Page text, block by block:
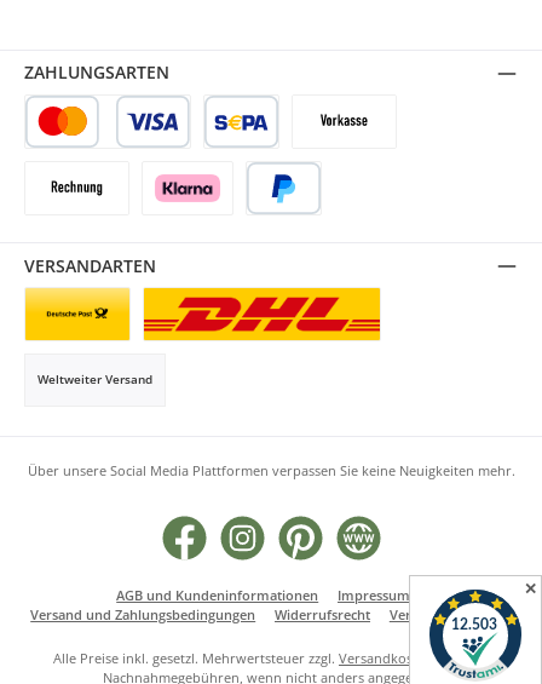
VERSANDARTEN
Weltweiter Versand
ZAHLUNGSARTEN
SEPA LastschriftVorkasse
Über unsere Social Media Plattformen verpassen Sie keine Neuigkeiten mehr.
Facebook Instagram Pinterest Website
AGB und Kundeninformationen
Impressum
Versand und Zahlungsbedingungen
Widerrufsrecht Vertrag widerrufen
Alle Preise inkl. gesetzl. Mehrwertsteuer zzgl. Versandkostenund ggf.
Nachnahmegebühren, wenn nicht anders angegeben.
✕